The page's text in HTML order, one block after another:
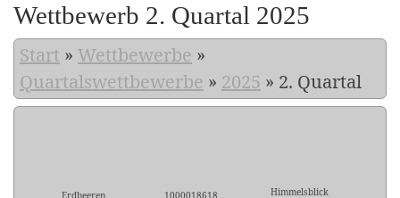
Wettbewerb 2. Quartal 2025
Start » Wettbewerbe »
Quartalswettbewerbe » 2025 » 2. Quartal
Erdbeeren 1000018618 Himmelsblick